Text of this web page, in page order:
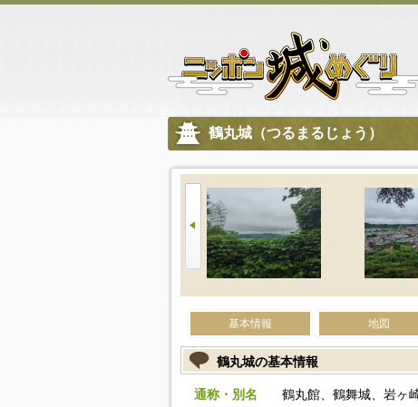
鶴丸城（つるまるじょう）
基本情報 地図
鶴丸城の基本情報
通称・別名
鶴丸館、鶴舞城、岩ヶ